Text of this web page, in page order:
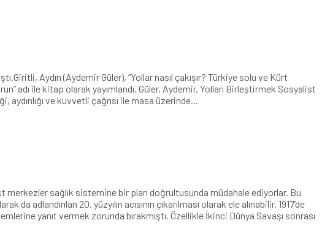
Aydın (Aydemir Güler), “Yollar nasıl çakışır? Türkiye solu ve Kürt
adı ile kitap olarak yayımlandı. Güler, Aydemir, Yolları Birleştirmek Sosyalist
ve kuvvetli çağrısı ile masa üzerinde...
merkezler sağlık sistemine bir plan doğrultusunda müdahale ediyorlar. Bu
adlandırılan 20. yüzyılın acısının çıkarılması olarak ele alınabilir. 1917’de
yanıt vermek zorunda bırakmıştı. Özellikle İkinci Dünya Savaşı sonrası